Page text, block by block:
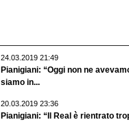
24.03.2019 21:49
Pianigiani: “Oggi non ne
siamo in...
20.03.2019 23:36
Pianigiani: “Il Real è rientrato